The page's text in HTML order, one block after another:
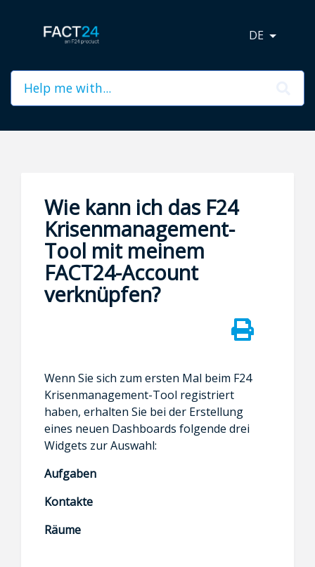
DE
Wie kann ich das F24
Krisenmanagement-
Tool mit meinem
FACT24-Account
verknüpfen?
Wenn Sie sich zum ersten Mal beim F24
Krisenmanagement-Tool registriert
haben, erhalten Sie bei der Erstellung
eines neuen Dashboards folgende drei
Widgets zur Auswahl:
Aufgaben
Kontakte
Räume